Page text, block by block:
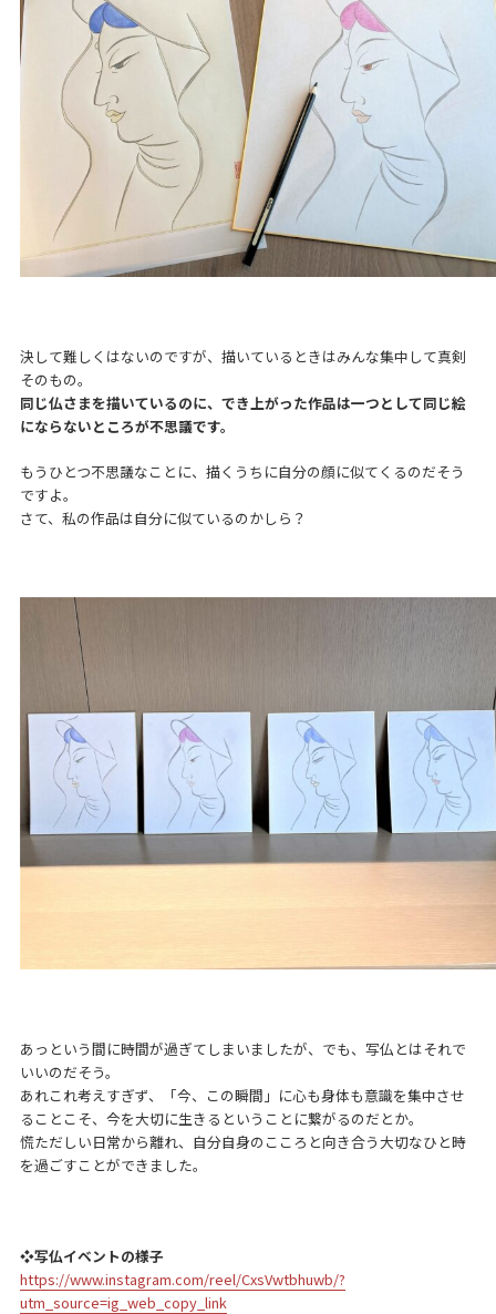
決して難しくはないのですが、描いているときはみんな集中して真剣
そのもの。
同じ仏さまを描いているのに、でき上がった作品は一つとして同じ絵
にならないところが不思議です。
もうひとつ不思議なことに、描くうちに自分の顔に似てくるのだそう
ですよ。
さて、私の作品は自分に似ているのかしら？
あっという間に時間が過ぎてしまいましたが、でも、写仏とはそれで
いいのだそう。
あれこれ考えすぎず、「今、この瞬間」に心も身体も意識を集中させ
ることこそ、今を大切に生きるということに繋がるのだとか。
慌ただしい日常から離れ、自分自身のこころと向き合う大切なひと時
を過ごすことができました。
❖写仏イベントの様子
https://www.instagram.com/reel/CxsVwtbhuwb/?
utm_source=ig_web_copy_link